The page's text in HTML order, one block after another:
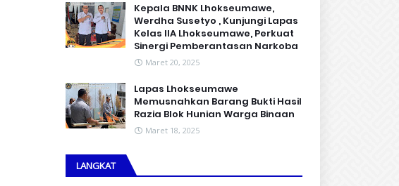
Kepala BNNK Lhokseumawe,
Werdha Susetyo , Kunjungi Lapas
Kelas IIA Lhokseumawe, Perkuat
Sinergi Pemberantasan Narkoba
Maret 20, 2025
Lapas Lhokseumawe
Memusnahkan Barang Bukti Hasil
Razia Blok Hunian Warga Binaan
Maret 18, 2025
LANGKAT